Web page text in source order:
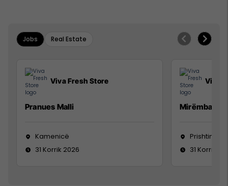
Jobs Real Estate
Viva Fresh Store
Pranues Malli
Kamenicë
31 Korrik 2026
Viva
Prishtinë
31 Korrik